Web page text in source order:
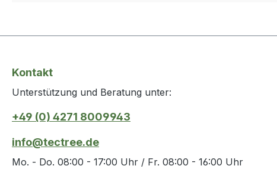
Kontakt
Unterstützung und Beratung unter:
+49 (0) 4271 8009943
info@tectree.de
Mo. - Do. 08:00 - 17:00 Uhr / Fr. 08:00 - 16:00 Uhr